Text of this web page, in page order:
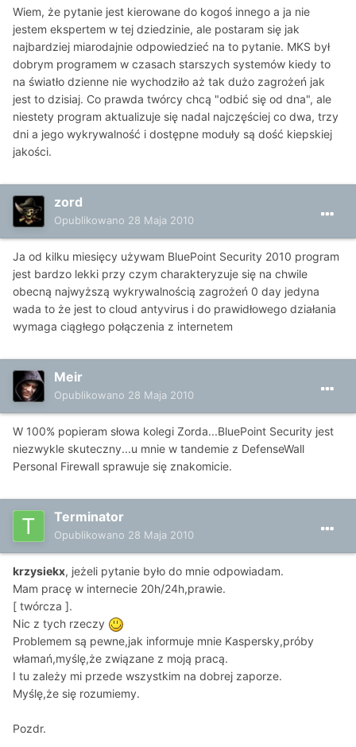
Wiem, że pytanie jest kierowane do kogoś innego a ja nie
jestem ekspertem w tej dziedzinie, ale postaram się jak
najbardziej miarodajnie odpowiedzieć na to pytanie. MKS był
dobrym programem w czasach starszych systemów kiedy to
na światło dzienne nie wychodziło aż tak dużo zagrożeń jak
jest to dzisiaj. Co prawda twórcy chcą "odbić się od dna", ale
niestety program aktualizuje się nadal najczęściej co dwa, trzy
dni a jego wykrywalność i dostępne moduły są dość kiepskiej
jakości.
zord
Opublikowano 28 Maja 2010
Ja od kilku miesięcy używam BluePoint Security 2010 program
jest bardzo lekki przy czym charakteryzuje się na chwile
obecną najwyższą wykrywalnością zagrożeń 0 day jedyna
wada to że jest to cloud antyvirus i do prawidłowego działania
wymaga ciągłego połączenia z internetem
Meir
Opublikowano 28 Maja 2010
W 100% popieram słowa kolegi Zorda...BluePoint Security jest
niezwykle skuteczny...u mnie w tandemie z DefenseWall
Personal Firewall sprawuje się znakomicie.
Terminator
Opublikowano 28 Maja 2010
krzysiekx, jeżeli pytanie było do mnie odpowiadam.
Mam pracę w internecie 20h/24h,prawie.
[ twórcza ].
Nic z tych rzeczy
Problemem są pewne,jak informuje mnie Kaspersky,próby
włamań,myślę,że związane z moją pracą.
I tu zależy mi przede wszystkim na dobrej zaporze.
Myślę,że się rozumiemy.
Pozdr.